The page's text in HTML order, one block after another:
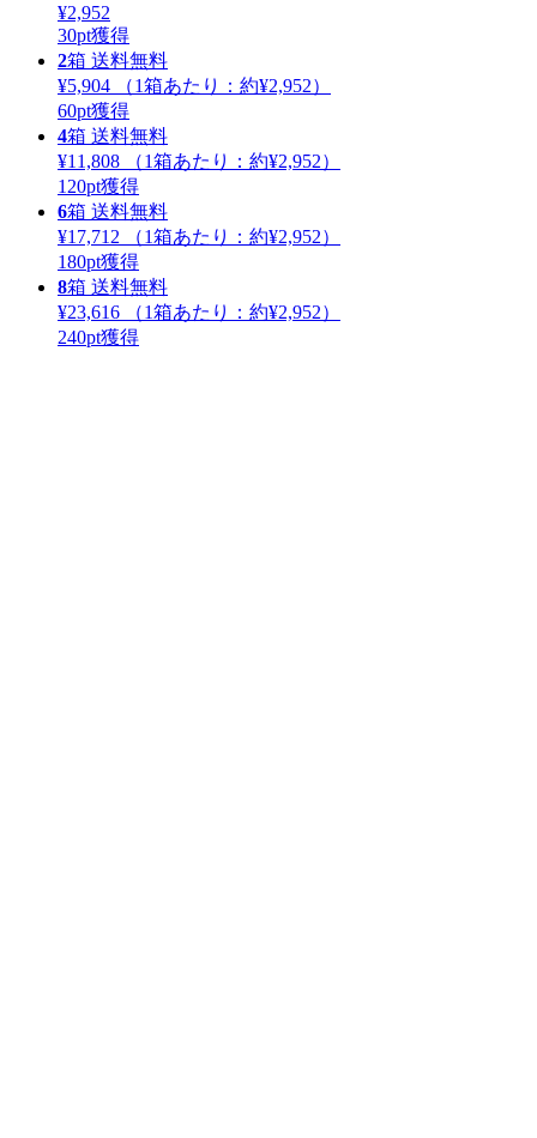
¥2,952
30pt獲得
2箱 送料無料
¥5,904
（1箱あたり： 約¥2,952）
60pt獲得
4箱 送料無料
¥11,808
（1箱あたり： 約¥2,952）
120pt獲得
6箱 送料無料
¥17,712
（1箱あたり： 約¥2,952）
180pt獲得
8箱 送料無料
¥23,616
（1箱あたり： 約¥2,952）
240pt獲得